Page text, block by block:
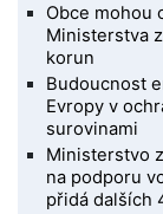
Obce mohou
Ministerstva
korun
Budoucnost
Evropy v
surovinami
Ministerstvo
na podporu
přidá dalších